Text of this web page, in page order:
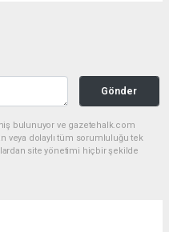
Gönder
bulunuyor ve gazetehalk.com
veya dolaylı tüm sorumluluğu tek
site yönetimi hiçbir şekilde